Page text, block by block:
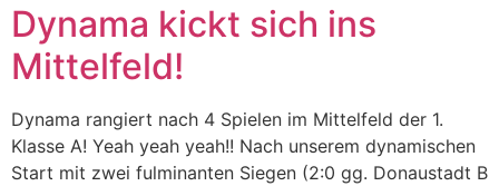
Dynama kickt sich ins
Mittelfeld!
Dynama rangiert nach 4 Spielen im Mittelfeld der 1.
Klasse A! Yeah yeah yeah!! Nach unserem dynamischen
Start mit zwei fulminanten Siegen (2:0 gg. Donaustadt B